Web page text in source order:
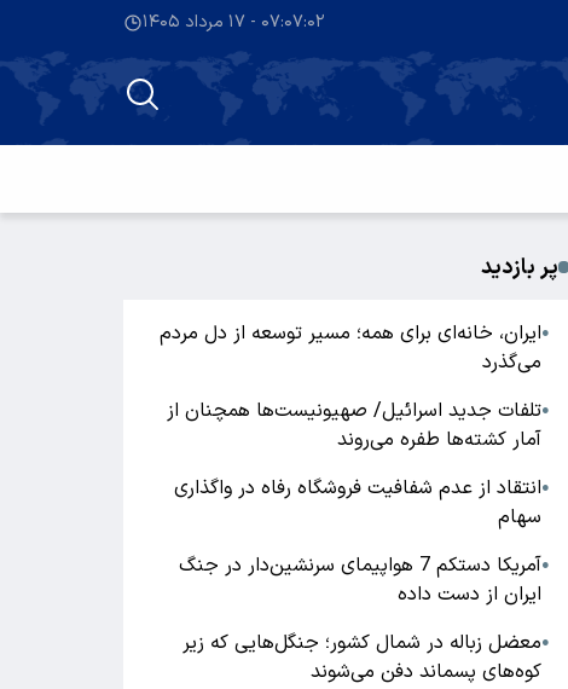
۰۷:۰۷:۰۲ - ۱۷ مرداد ۱۴۰۵
پر بازدید
●ایران، خانه‌ای برای همه؛ مسیر توسعه از دل مردم
می‌گذرد
●تلفات جدید اسرائیل/ صهیونیست‌ها همچنان از
آمار کشته‌ها طفره می‌روند
●انتقاد از عدم شفافیت فروشگاه رفاه در واگذاری
سهام
●
آمریکا دستکم 7 هواپیمای سرنشین‌دار در جنگ
ایران از دست داده
●معضل زباله در شمال کشور؛ جنگل‌هایی که زیر
کوه‌های پسماند دفن می‌شوند